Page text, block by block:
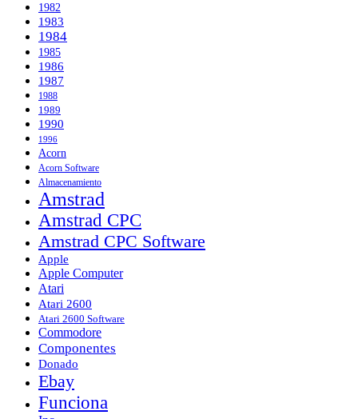
1982
1983
1984
1985
1986
1987
1988
1989
1990
1996
Acorn
Acorn Software
Almacenamiento
Amstrad
Amstrad CPC
Amstrad CPC Software
Apple
Apple Computer
Atari
Atari 2600
Atari 2600 Software
Commodore
Componentes
Donado
Ebay
Funciona